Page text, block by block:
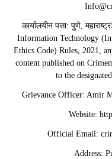
​कार्यालयीन पत्ता: पुणे,
Information Technology
Ethics Code) Rules, 2021,
content published on
to the
​Grievance Officer: Amir
​Website:
​Official Email:
​Address: